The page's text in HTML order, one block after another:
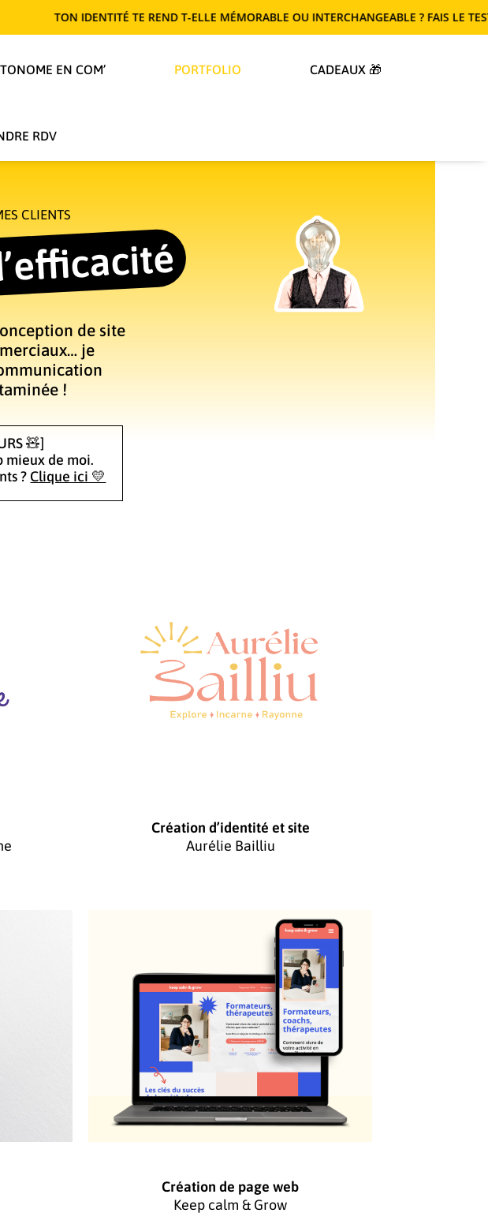
TE REND T-ELLE MÉMORABLE OU INTERCHANGEABLE ? FAIS LE TEST !
EN COM’ PORTFOLIO CADEAUX 🎁
RDV
CLIENTS
de site
je
!
🧸]
mieux de moi.
? Clique ici 💛
Création d’identité et site
Aurélie Bailliu
Création de page web
Keep calm & Grow